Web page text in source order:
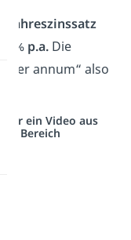
Jahreszinssatz
% p.a. Die
annum“ also
ein Video aus
Bereich